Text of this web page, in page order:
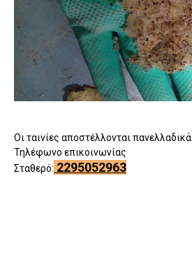
Οι ταινίες αποστέλλονται πανελλαδικά
Τηλέφωνο επικοινωνίας
Σταθερό: 2295052963